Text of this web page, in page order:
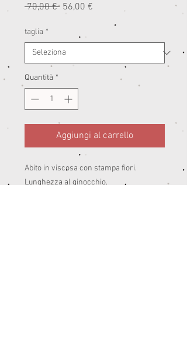
70,00 € Prezzo
56,00 €
taglia *
Quantità *
Aggiungi al carrello
Abito in viscosa con stampa fiori.
Lunghezza al ginocchio.